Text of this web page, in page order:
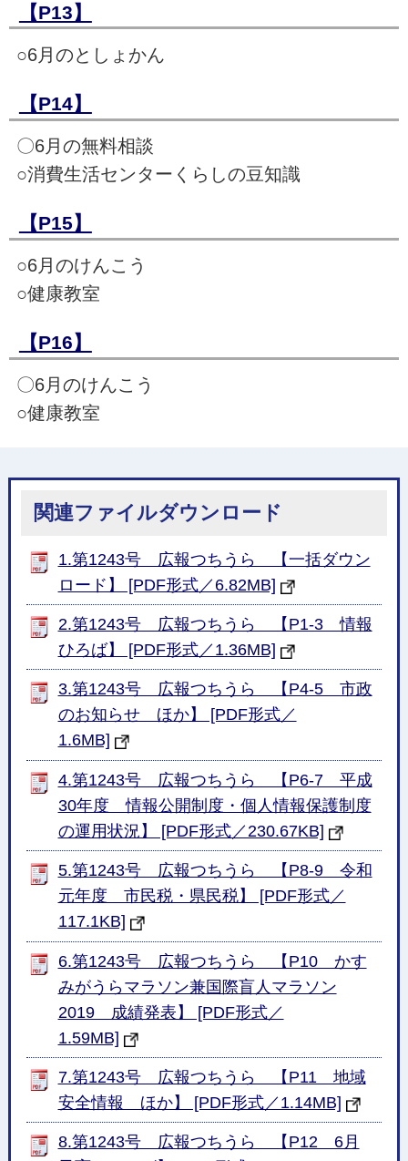
【P13】
○6月のとしょかん
【P14】
〇6月の無料相談
○消費生活センターくらしの豆知識
【P15】
○6月のけんこう
○健康教室
【P16】
〇6月のけんこう
○健康教室
関連ファイルダウンロード
1.第1243号 広報つちうら 【一括ダウン
ロード】 [PDF形式／6.82MB]
2.第1243号 広報つちうら 【P1-3 情報
ひろば】 [PDF形式／1.36MB]
3.第1243号 広報つちうら 【P4-5 市政
のお知らせ ほか】 [PDF形式／
1.6MB]
4.第1243号 広報つちうら 【P6-7 平成
30年度 情報公開制度・個人情報保護制度
の運用状況】 [PDF形式／230.67KB]
5.第1243号 広報つちうら 【P8-9 令和
元年度 市民税・県民税】 [PDF形式／
117.1KB]
6.第1243号 広報つちうら 【P10 かす
みがうらマラソン兼国際盲人マラソン
2019 成績発表】 [PDF形式／
1.59MB]
7.第1243号 広報つちうら 【P11 地域
安全情報 ほか】 [PDF形式／1.14MB]
8.第1243号 広報つちうら 【P12 6月